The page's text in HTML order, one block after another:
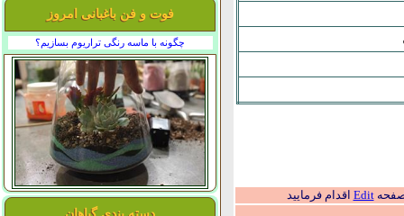
فوت و فن باغبانی امروز
چگونه با ماسه رنگی تراریوم بسازیم؟
صفحهEdit اقدام فرمایید